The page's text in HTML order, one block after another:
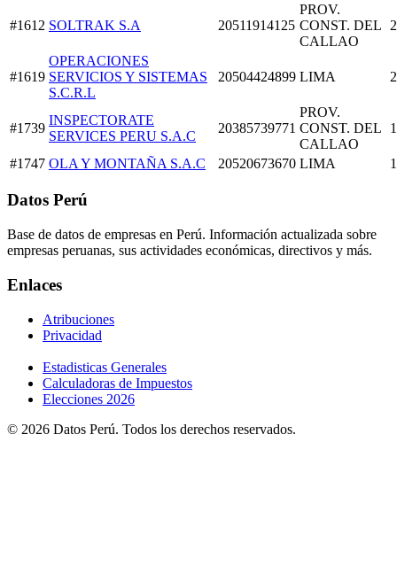
#1612 SOLTRAK S.A 20511914125
PROV.
CONST. DEL
CALLAO
#1619
OPERACIONES
SERVICIOS Y SISTEMAS
S.C.R.L
20504424899 LIMA
#1739
INSPECTORATE
SERVICES PERU S.A.C
20385739771
PROV.
CONST. DEL
CALLAO
#1747 OLA Y MONTAÑA S.A.C 20520673670 LIMA
Datos Perú
Base de datos de empresas en Perú. Información actualizada sobre
empresas peruanas, sus actividades económicas, directivos y más.
Enlaces
Atribuciones
Privacidad
Estadisticas Generales
Calculadoras de Impuestos
Elecciones 2026
© 2026 Datos Perú. Todos los derechos reservados.